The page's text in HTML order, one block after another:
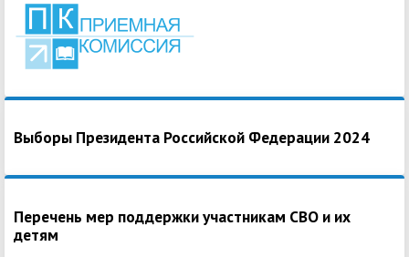
Выборы Президента Российской Федерации 2024
Перечень мер поддержки участникам СВО и их
детям